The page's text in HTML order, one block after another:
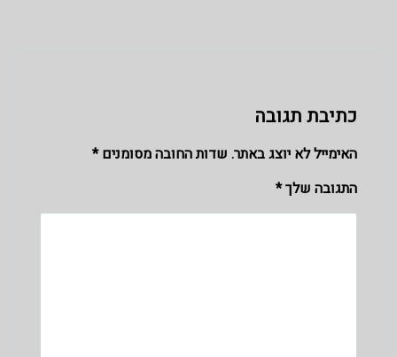
כתיבת תגובה
האימייל לא יוצג באתר. שדות החובה מסומנים*
התגובה שלך*